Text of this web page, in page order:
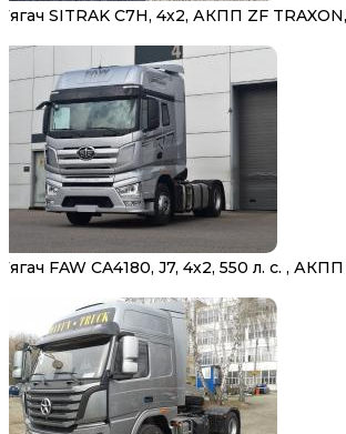
Тягач SITRAK C7H, 4х2, АКПП ZF TRAXON,
Тягач FAW CA4180, J7, 4х2, 550 л. с. , АКПП